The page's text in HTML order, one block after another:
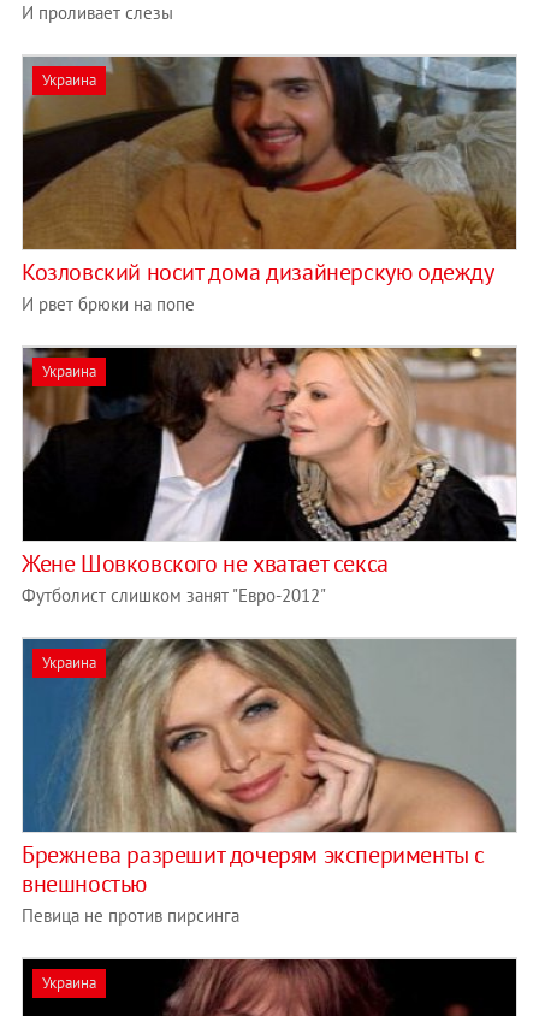
И проливает слезы
Украина
Козловский носит дома дизайнерскую одежду
И рвет брюки на попе
Украина
Жене Шовковского не хватает секса
Футболист слишком занят "Евро-2012"
Украина
Брежнева разрешит дочерям эксперименты с
внешностью
Певица не против пирсинга
Украина